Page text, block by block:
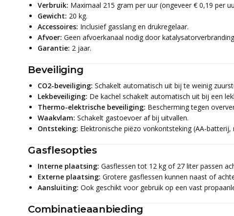
Verbruik: Maximaal 215 gram per uur (ongeveer € 0,19 per
Gewicht: 20 kg.
Accessoires: Inclusief gasslang en drukregelaar.
Afvoer: Geen afvoerkanaal nodig door
Garantie: 2 jaar.
Beveiliging
CO2-beveiliging: Schakelt automatisch uit bij te weinig
Lekbeveiliging: De kachel schakelt automatisch uit bij een
Thermo-elektrische beveiliging: Bescherming tegen
Waakvlam: Schakelt gastoevoer af bij uitvallen.
Ontsteking: Elektronische piëzo vonkontsteking (AA-batterij,
Gasflesopties
Interne plaatsing: Gasflessen tot 12 kg of 27 liter passen
Externe plaatsing: Grotere gasflessen kunnen naast of
Aansluiting: Ook geschikt voor gebruik op een vast
Combinatieaanbieding